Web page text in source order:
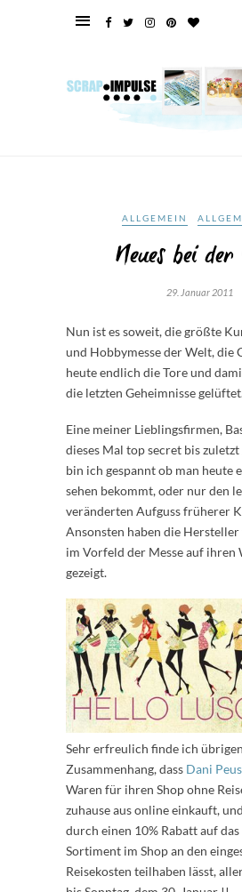
ALLGEMEIN
Neues bei
29. Januar 2011
Nun ist es soweit, die größte
und Hobbymesse der Welt, die
heute endlich die Tore und
die letzten Geheimnisse
Eine meiner Lieblingsfirmen,
dieses Mal top secret bis
bin ich gespannt ob man heute
sehen bekommt, oder nur den
veränderten Aufguss früherer
Ansonsten haben die Hersteller
im Vorfeld der Messe auf ihren
gezeigt.
Sehr erfreulich finde ich
Zusammenhang, dass Dani
Waren für ihren Shop ohne
zuhause aus online einkauft,
durch einen 10% Rabatt auf
Sortiment im Shop an den
Reisekosten teilhaben lässt,